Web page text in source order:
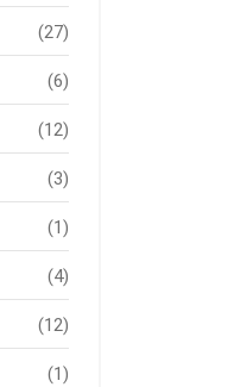
(27)
(6)
(12)
(3)
(1)
(4)
(12)
(1)